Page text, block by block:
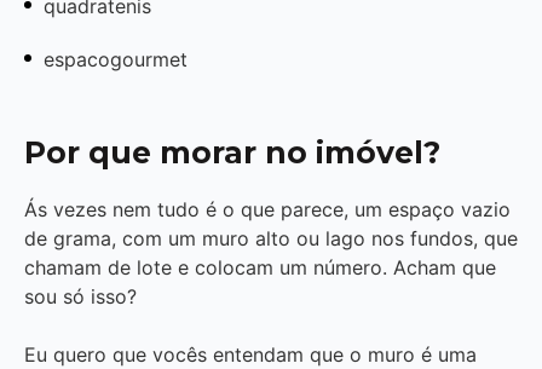
quadratenis
espacogourmet
Por que morar no imóvel?
Ás vezes nem tudo é o que parece, um espaço vazio
de grama, com um muro alto ou lago nos fundos, que
chamam de lote e colocam um número. Acham que
sou só isso?
Eu quero que vocês entendam que o muro é uma